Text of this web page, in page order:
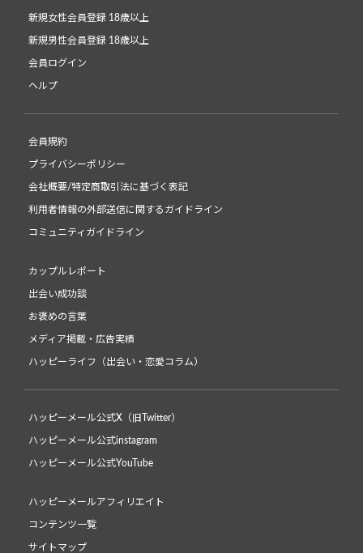
新規女性会員登録 18歳以上
新規男性会員登録 18歳以上
会員ログイン
ヘルプ
会員規約
プライバシーポリシー
会社概要/特定商取引法に基づく表記
利用者情報の外部送信に関するガイドライン
コミュニティガイドライン
カップルレポート
出会い成功談
お褒めの言葉
メディア掲載・広告実績
ハッピーライフ（出会い・恋愛コラム）
ハッピーメール公式X（旧Twitter）
ハッピーメール公式instagram
ハッピーメール公式YouTube
ハッピーメールアフィリエイト
コンテンツ一覧
サイトマップ